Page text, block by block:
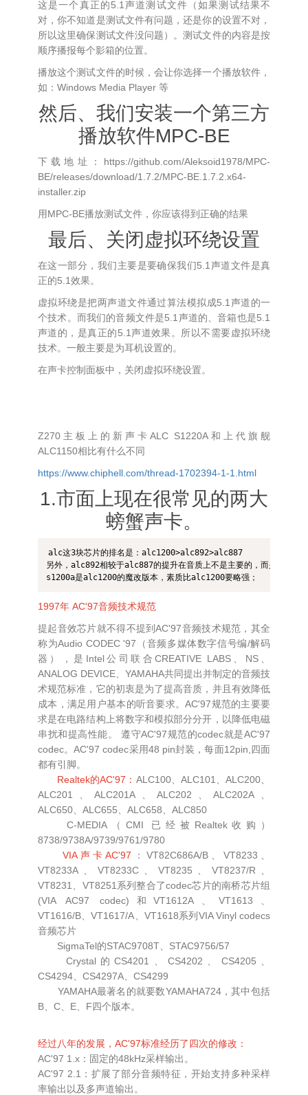
这是一个真正的5.1声道测试文件（如果测试结果不
对，你不知道是测试文件有问题，还是你的设置不对，
所以这里确保测试文件没问题）。测试文件的内容是按
顺序播报每个影箱的位置。
播放这个测试文件的时候，会让你选择一个播放软件，
如：Windows Media Player 等
然后、我们安装一个第三方
播放软件MPC-BE
下载地址：https://github.com/Aleksoid1978/MPC-
BE/releases/download/1.7.2/MPC-BE.1.7.2.x64-
installer.zip
用MPC-BE播放测试文件，你应该得到正确的结果
最后、关闭虚拟环绕设置
在这一部分，我们主要是要确保我们5.1声道文件是真
正的5.1效果。
虚拟环绕是把两声道文件通过算法模拟成5.1声道的一
个技术。而我们的音频文件是5.1声道的、音箱也是5.1
声道的，是真正的5.1声道效果。所以不需要虚拟环绕
技术。一般主要是为耳机设置的。
在声卡控制面板中，关闭虚拟环绕设置。
Z270主板上的新声卡ALC S1220A和上代旗舰
ALC1150相比有什么不同
https://www.chiphell.com/thread-1702394-1-1.html
1.市面上现在很常见的两大
螃蟹声卡。
alc这3块芯片的排名是：alc1200>alc892>alc887
另外，alc892相较于alc887的提升在音质上不是主要的，而是多了2个
s1200a是alc1200的魔改版本，素质比alc1200要略强；
1997年 AC'97音频技术规范
提起音效芯片就不得不提到AC'97音频技术规范，其全
称为Audio CODEC '97（音频多媒体数字信号编/解码
器），是Intel公司联合CREATIVE LABS、NS、
ANALOG DEVICE、YAMAHA共同提出并制定的音频技
术规范标准，它的初衷是为了提高音质，并且有效降低
成本，满足用户基本的听音要求。AC'97规范的主要要
求是在电路结构上将数字和模拟部分分开，以降低电磁
串扰和提高性能。 遵守AC'97规范的codec就是AC'97
codec。AC'97 codec采用48 pin封装，每面12pin,四面
都有引脚。
Realtek的AC'97： ALC100、ALC101、ALC200、
ALC201、ALC201A、ALC202、ALC202A、
ALC650、ALC655、ALC658、ALC850
C-MEDIA（CMI 已经被Realtek收购）
8738/9738A/9739/9761/9780
VIA声卡AC'97 ：VT82C686A/B、VT8233、
VT8233A、VT8233C、VT8235、VT8237/R、
VT8231、VT8251系列整合了codec芯片的南桥芯片组
(VIA AC97 codec)和VT1612A、VT1613、
VT1616/B、VT1617/A、VT1618系列VIA Vinyl codecs
音频芯片
SigmaTel的STAC9708T、STAC9756/57
Crystal的CS4201、CS4202、CS4205、
CS4294、CS4297A、CS4299
YAMAHA最著名的就要数YAMAHA724，其中包括
B、C、E、F四个版本。
经过八年的发展，AC'97标准经历了四次的修改：
AC'97 1.x：固定的48kHz采样输出。
AC'97 2.1：扩展了部分音频特征，开始支持多种采样
率输出以及多声道输出。